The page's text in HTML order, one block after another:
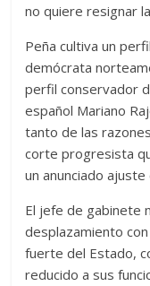
no quiere resignar
Peña cultiva un
demócrata
perfil conservador
español Mariano
tanto de las
corte progresista
un anunciado
El jefe de gabinete
desplazamiento
fuerte del Estado,
reducido a sus